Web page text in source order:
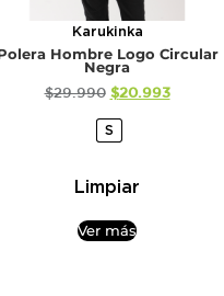
Karukinka
Hombre Logo Circular
Negra
$29.990 $20.993
S
Limpiar
Ver más